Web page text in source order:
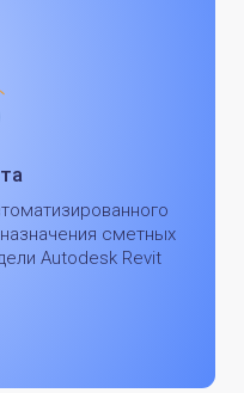
сметных
Autodesk Revit